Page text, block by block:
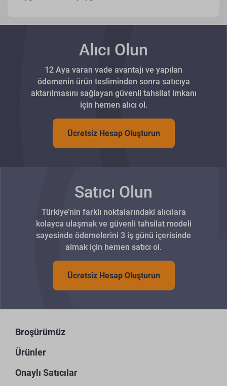
Alıcı Olun
12 Aya varan vade avantajı ve yapılan
ödemenin ürün tesliminden sonra satıcıya
aktarılmasını sağlayan güvenli tahsilat imkanı
için hemen alıcı ol.
Ücretsiz Hesap Oluşturun
Satıcı Olun
Türkiye’nin farklı noktalarındaki alıcılara
kolayca ulaşmak ve güvenli tahsilat modeli
sayesinde ödemelerini 3 iş günü içerisinde
almak için hemen satıcı ol.
Ücretsiz Hesap Oluşturun
Broşürümüz
Ürünler
Onaylı Satıcılar